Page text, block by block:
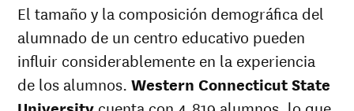
El tamaño y la composición demográfica del
alumnado de un centro educativo pueden
influir considerablemente en la experiencia
de los alumnos.Western Connecticut State